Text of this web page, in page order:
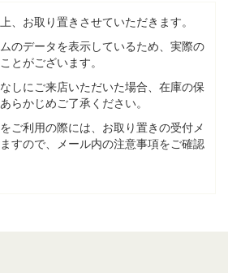
、お取り置きさせていただきます。
のデータを表示しているため、実際の
とがございます。
しにご来店いただいた場合、在庫の保
らかじめご了承ください。
ご利用の際には、お取り置きの受付メ
すので、メール内の注意事項をご確認